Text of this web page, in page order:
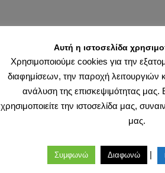
Αυτή η ιστοσελίδα
Χρησιμοποιούμε cookies για την
διαφημίσεων, την παροχή λειτουργιών
ανάλυση της επισκεψιμότητας μας.
χρησιμοποιείτε την ιστοσελίδα μας,
μας.
Συμφωνώ Διαφωνώ |